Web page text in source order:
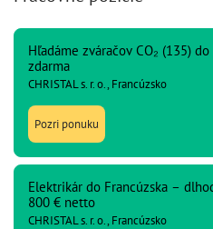
Hľadáme zváračov CO₂ (135)
zdarma
CHRISTAL s. r. o., Francúzsko
Pozri ponuku
Elektrikár do Francúzska –
800 € netto
CHRISTAL s. r. o., Francúzsko